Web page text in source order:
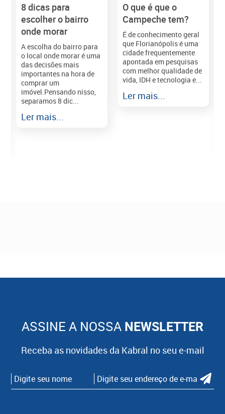
8 dicas para
escolher o bairro
onde morar
A escolha do bairro para
o local onde morar é uma
das decisões mais
importantes na hora de
comprar um
imóvel.Pensando nisso,
separamos 8 dic...
Ler mais...
O que é que o
Campeche tem?
É de conhecimento geral
que Florianópolis é uma
cidade frequentemente
apontada em pesquisas
com melhor qualidade de
vida, IDH e tecnologia e...
Ler mais...
ASSINE A NOSSA NEWSLETTER
Receba as novidades da Kabral no seu e-mail